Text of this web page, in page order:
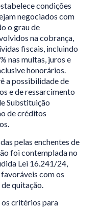
condições
negociados com
o grau de
na cobrança,
fiscais, incluindo
nas multas, juros e
honorários.
a possibilidade de
e de ressarcimento
Substituição
de créditos
pelas enchentes de
foi contemplada no
Lei 16.241/24,
com os
quitação.
critérios para